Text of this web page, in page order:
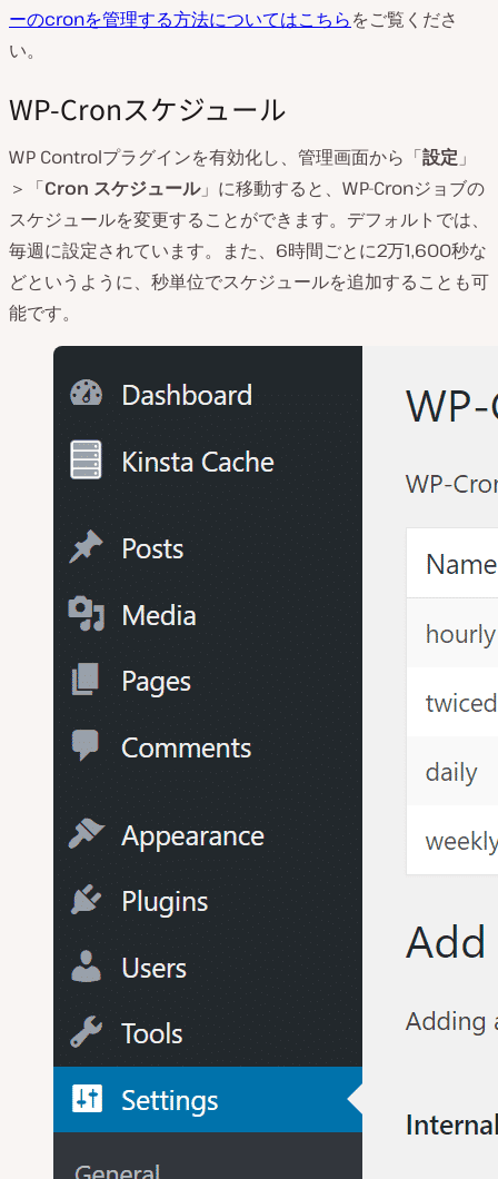
ーのcronを管理する方法についてはこちらをご覧くださ
い。
WP-Cronスケジュール
WP Controlプラグインを有効化し、管理画面から「設定 」
＞「Cron スケジュール」に移動すると、WP-Cronジョブの
スケジュールを変更することができます。デフォルトでは、
毎週に設定されています。また、6時間ごとに2万1,600秒な
どというように、秒単位でスケジュールを追加することも可
能です。